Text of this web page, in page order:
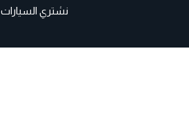
نشتري السيارات